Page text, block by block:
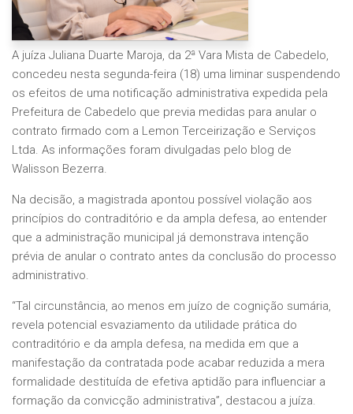
A juíza Juliana Duarte Maroja, da 2ª Vara Mista de Cabedelo,
concedeu nesta segunda-feira (18) uma liminar suspendendo
os efeitos de uma notificação administrativa expedida pela
Prefeitura de Cabedelo que previa medidas para anular o
contrato firmado com a Lemon Terceirização e Serviços
Ltda. As informações foram divulgadas pelo blog de
Walisson Bezerra.
Na decisão, a magistrada apontou possível violação aos
princípios do contraditório e da ampla defesa, ao entender
que a administração municipal já demonstrava intenção
prévia de anular o contrato antes da conclusão do processo
administrativo.
“Tal circunstância, ao menos em juízo de cognição sumária,
revela potencial esvaziamento da utilidade prática do
contraditório e da ampla defesa, na medida em que a
manifestação da contratada pode acabar reduzida a mera
formalidade destituída de efetiva aptidão para influenciar a
formação da convicção administrativa”, destacou a juíza.